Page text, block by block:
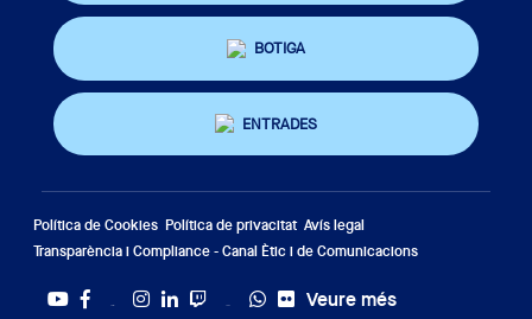
BOTIGA
ENTRADES
Política de Cookies Política de privacitat Avís legal
Transparència i Compliance - Canal Ètic i de Comunicacions
Veure més